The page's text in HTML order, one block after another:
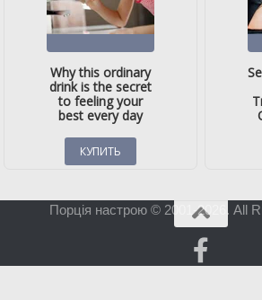
Порція настрою © 2001-2026. All